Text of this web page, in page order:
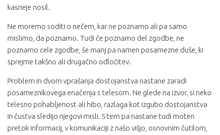
kasneje nosil.
Ne moremo soditi o nečem, kar ne poznamo ali pa samo
mislimo, da poznamo. Tudi če poznamo del zgodbe, ne
poznamo cele zgodbe, še manj pa namen posamezne duše, ki
sprejme takšno ali drugačno odločitev.
Problem in dvom vprašanja dostojanstva nastane zaradi
posameznikovega enačenja s telesom. Ne glede na izvor, si neko
telesno pohabljenost ali hibo, razlaga kot izgubo dostojanstva
in čustva sledijo njegovi misli. S tem pa nastane tudi moten
pretok informacij, v komunikaciji z našo višjo, osnovnim čutilom,